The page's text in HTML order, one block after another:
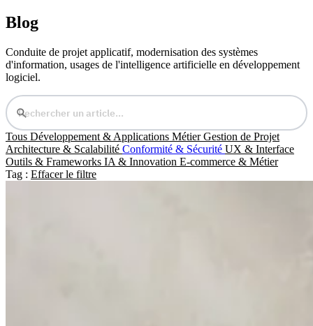
Blog
Conduite de projet applicatif, modernisation des systèmes
d'information, usages de l'intelligence artificielle en développement
logiciel.
Tous Développement & Applications MétierGestion de Projet
Architecture & Scalabilité Conformité & Sécurité UX & Interface
Outils & Frameworks IA & Innovation E-commerce & Métier
Tag : Effacer le filtre